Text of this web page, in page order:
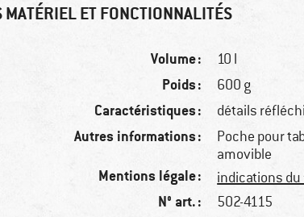
ET FONCTIONNALITÉS
Volume : 10 l
Poids : 600 g
Caractéristiques : détails
Autres informations :
Poche pour
amovible
Mentions légale : indications
N° art. : 502-4115